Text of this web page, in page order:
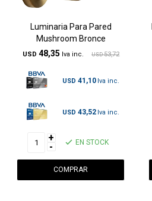
Luminaria Para Pared
Mushroom Bronce
USD 48,35 USD 53,72
USD 41,10
USD 43,52
+
- EN STOCK